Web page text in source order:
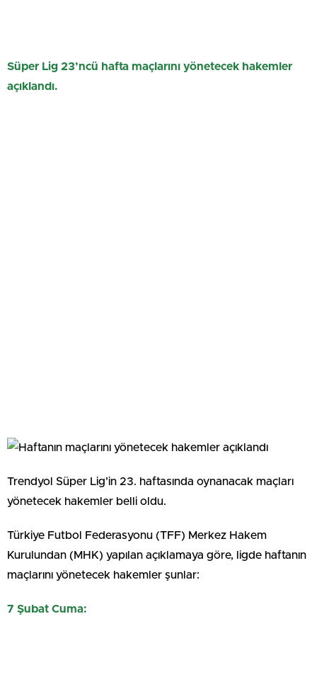
Süper Lig 23’ncü hafta maçlarını yönetecek hakemler
açıklandı.
Trendyol Süper Lig’in 23. haftasında oynanacak maçları
yönetecek hakemler belli oldu.
Türkiye Futbol Federasyonu (TFF) Merkez Hakem
Kurulundan (MHK) yapılan açıklamaya göre, ligde haftanın
maçlarını yönetecek hakemler şunlar:
7 Şubat Cuma: